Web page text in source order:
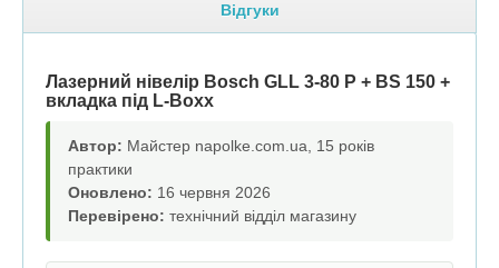
Відгуки
Лазерний нівелір Bosch GLL 3-80 P + BS 150 +
вкладка під L-Boxx
Автор: Майстер napolke.com.ua, 15 років
практики
Оновлено: 16 червня 2026
Перевірено: технічний відділ магазину